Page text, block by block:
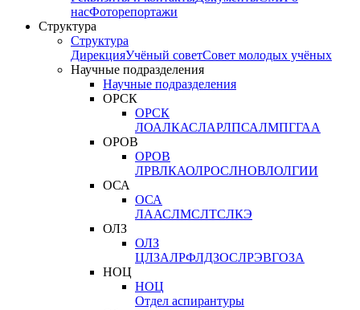
насФоторепортажи
Структура
Структура
ДирекцияУчёный советСовет молодых учёных
Научные подразделения
Научные подразделения
ОРСК
ОРСК
ЛОАЛКАСЛАРЛПСАЛМПГГАА
ОРОВ
ОРОВ
ЛРВЛКАОЛРОСЛНОВЛОЛГИИ
ОСА
ОСА
ЛААСЛМСЛТСЛКЭ
ОЛЗ
ОЛЗ
ЦЛЗАЛРФЛДЗОСЛРЭВГОЗА
НОЦ
НОЦ
Отдел аспирантуры